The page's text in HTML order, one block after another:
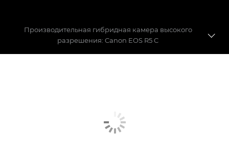
Производительная гибридная камера высокого
разрешения: Canon EOS R5 C